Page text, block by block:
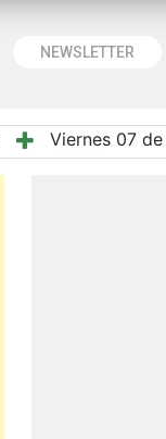
NEWSLETTER
Viernes 07